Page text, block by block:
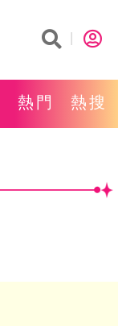
熱門 熱搜